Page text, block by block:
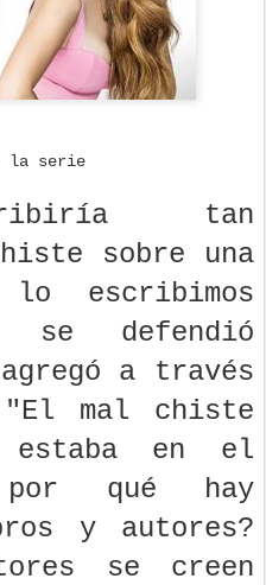
la serie
tan
sobre una
escribimos
se defendió
a través
mal chiste
en el
qué hay
y autores?
se creen